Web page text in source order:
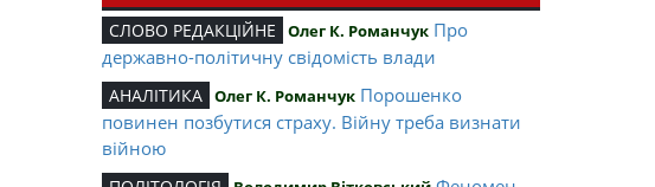
СЛОВО РЕДАКЦІЙНЕ Олег К. Романчук Про
державно-політичну свідомість влади
АНАЛІТИКА Олег К. Романчук Порошенко
повинен позбутися страху. Війну треба визнати
війною